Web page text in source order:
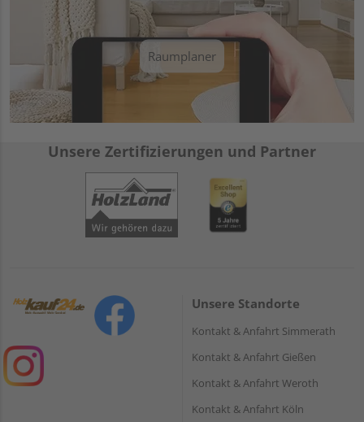
Raumplaner
Unsere Zertifizierungen und Partner
Unsere Standorte
Kontakt & Anfahrt Simmerath
Kontakt & Anfahrt Gießen
Kontakt & Anfahrt Weroth
Kontakt & Anfahrt Köln